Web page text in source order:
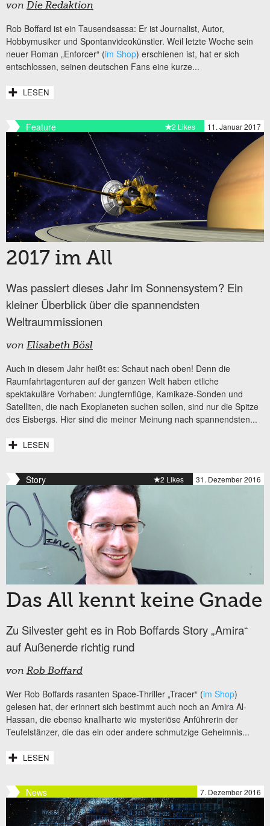
von Die Redaktion
Rob Boffard ist ein Tausendsassa: Er ist Journalist, Autor,
Hobbymusiker und Spontanvideokünstler. Weil letzte Woche sein
neuer Roman „Enforcer“ (im Shop) erschienen ist, hat er sich
entschlossen, seinen deutschen Fans eine kurze...
LESEN
Feature 11. Januar 2017
2 Likes
2017 im All
Was passiert dieses Jahr im Sonnensystem? Ein
kleiner Überblick über die spannendsten
Weltraummissionen
von Elisabeth Bösl
Auch in diesem Jahr heißt es: Schaut nach oben! Denn die
Raumfahrtagenturen auf der ganzen Welt haben etliche
spektakuläre Vorhaben: Jungfernflüge, Kamikaze-Sonden und
Satelliten, die nach Exoplaneten suchen sollen, sind nur die Spitze
des Eisbergs. Hier sind die meiner Meinung nach spannendsten...
LESEN
Story 31. Dezember 2016
2 Likes
Das All kennt keine Gnade
Zu Silvester geht es in Rob Boffards Story „Amira“
auf Außenerde richtig rund
von Rob Boffard
Wer Rob Boffards rasanten Space-Thriller „Tracer“ (im Shop)
gelesen hat, der erinnert sich bestimmt auch noch an Amira Al-
Hassan, die ebenso knallharte wie mysteriöse Anführerin der
Teufelstänzer, die das ein oder andere schmutzige Geheimnis...
LESEN
News 7. Dezember 2016